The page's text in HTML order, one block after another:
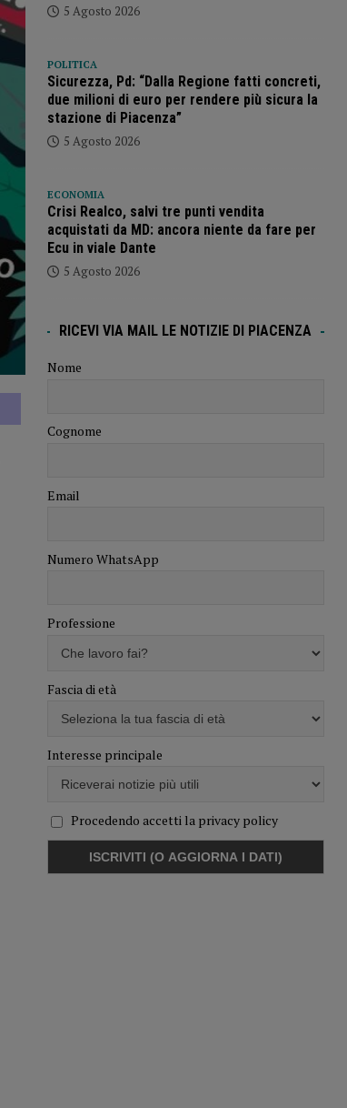
5 Agosto 2026
POLITICA
Sicurezza, Pd: “Dalla Regione fatti concreti,
due milioni di euro per rendere più sicura la
stazione di Piacenza”
5 Agosto 2026
ECONOMIA
Crisi Realco, salvi tre punti vendita
acquistati da MD: ancora niente da fare per
Ecu in viale Dante
5 Agosto 2026
RICEVI VIA MAIL LE NOTIZIE DI PIACENZA
Nome
Cognome
Email
Numero WhatsApp
Professione
Fascia di età
Interesse principale
Procedendo accetti la privacy policy